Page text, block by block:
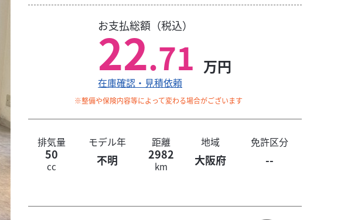
お支払総額（税込）
22.71 万円
在庫確認・見積依頼
※整備や保険内容等によって変わる場合がございます
排気量 モデル年 距離 地域 免許区分
50
cc 不明 2982
km 大阪府 --